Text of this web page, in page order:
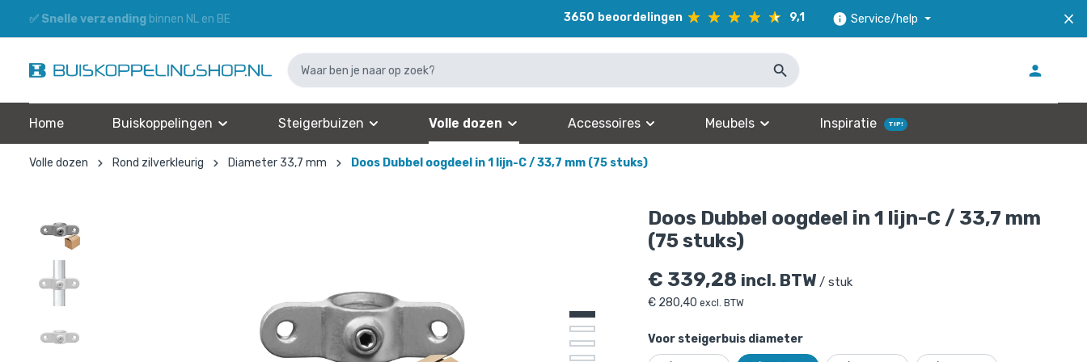
✅ Snelle verzending binnen NL en BE 3650 beoordelingen 9,1 Service/help
Home Buiskoppelingen Steigerbuizen Volle dozen Accessoires Meubels Inspiratie TIP!
Volle dozen Rond zilverkleurig Diameter 33,7 mm Doos Dubbel oogdeel in 1 lijn-C / 33,7 mm (75 stuks)
Doos Dubbel oogdeel in 1 lijn-C / 33,7 mm
(75 stuks)
€ 339,28 incl. BTW/ stuk
€ 280,40 excl. BTW
Voor steigerbuis diameter